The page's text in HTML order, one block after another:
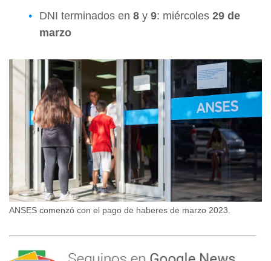
DNI terminados en 8 y 9: miércoles 29 de
marzo
ANSES comenzó con el pago de haberes de marzo 2023.